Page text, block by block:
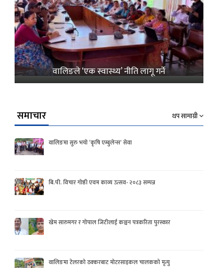
वालिङले ‘एक स्वास्थ्य’ नीति लागू गर्ने
समाचार थप सामाग्री
वालिङमा सुरु भयो ‘कृषि एम्बुलेन्स’ सेवा
बि.पी. विचार गोष्ठी एवम काव्य उत्सव- २०८३ सम्पन्न
खेम सारुमगर र गोपाल जिटीलाई कञ्चन पत्रकरिता पुरस्कार
वालिङमा टेलरको ठक्करबाट मोटरसाइकल चालकको मृत्यु